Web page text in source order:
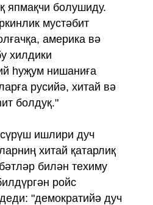
япмақчи болушиду.
мустәбит
америка вә
хилдики
һуҗум нишаниға
русийә, хитай вә
болдуқ."
ишлири дуч
хитай қатарлиқ
билән техиму
ройс
"демократийә дуч